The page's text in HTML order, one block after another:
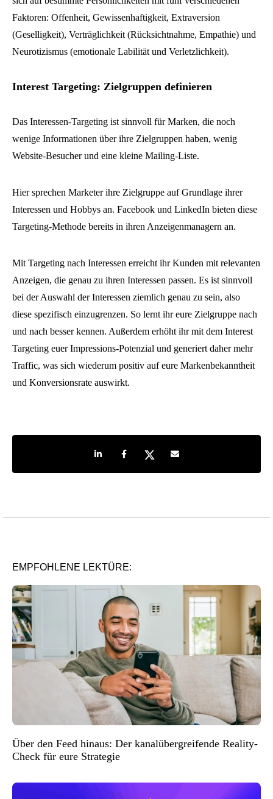
Faktoren: Offenheit, Gewissenhaftigkeit, Extraversion
(Geselligkeit), Verträglichkeit (Rücksichtnahme, Empathie) und
Neurotizismus (emotionale Labilität und Verletzlichkeit).
Interest Targeting: Zielgruppen definieren
Das Interessen-Targeting ist sinnvoll für Marken, die noch
wenige Informationen über ihre Zielgruppen haben, wenig
Website-Besucher und eine kleine Mailing-Liste.
Hier sprechen Marketer ihre Zielgruppe auf Grundlage ihrer
Interessen und Hobbys an. Facebook und LinkedIn bieten diese
Targeting-Methode bereits in ihren Anzeigenmanagern an.
Mit Targeting nach Interessen erreicht ihr Kunden mit relevanten
Anzeigen, die genau zu ihren Interessen passen. Es ist sinnvoll
bei der Auswahl der Interessen ziemlich genau zu sein, also
diese spezifisch einzugrenzen. So lernt ihr eure Zielgruppe nach
und nach besser kennen. Außerdem erhöht ihr mit dem Interest
Targeting euer Impressions-Potenzial und generiert daher mehr
Traffic, was sich wiederum positiv auf eure Markenbekanntheit
und Konversionsrate auswirkt.
Share on LinkedIn
Share on Facebook
Share on TwitterShare by e-mail
EMPFOHLENE LEKTÜRE:
Über den Feed hinaus: Der kanalübergreifende Reality-
Check für eure Strategie